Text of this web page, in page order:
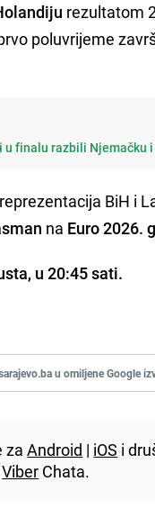
rezultatom
poluvrijeme
u finalu razbili
BiH i
na Euro 2026.
u 20:45 sati.
u omiljene Google
zaAndroid | iOS i
Viber Chata.